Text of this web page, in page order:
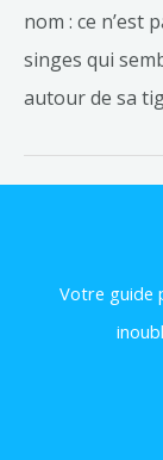
nom : ce n’est
singes qui
autour de sa
Votre guide